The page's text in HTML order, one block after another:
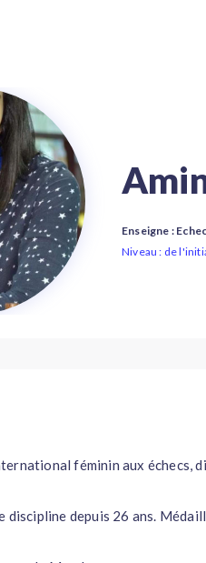
Enseigne :
Niveau : de
féminin aux échecs,
discipline depuis 26 ans.